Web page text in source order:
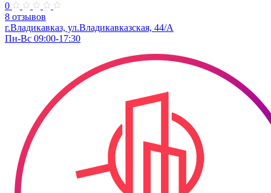
0
8 отзывов
г.Владикавказ, ​ул.Владикавказская, 44/А
Пн-Вс 09:00-17:30